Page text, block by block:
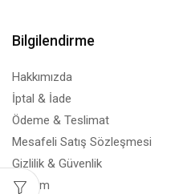
Bilgilendirme
Hakkımızda
İptal & İade
Ödeme & Teslimat
Mesafeli Satış Sözleşmesi
Gizlilik & Güvenlik
İletişim